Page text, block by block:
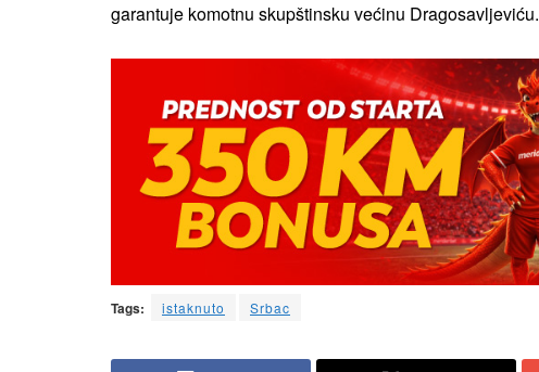
garantuje komotnu skupštinsku većinu Dragosavljeviću.
Tags: istaknuto Srbac